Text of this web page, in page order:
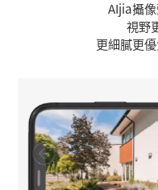
AIjia攝像
視野
更細膩更